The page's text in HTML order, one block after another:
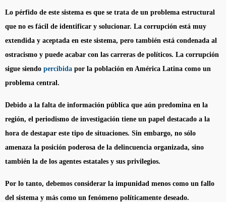
Lo pérfido de este sistema es que se trata de un problema estructural
que no es fácil de identificar y solucionar. La corrupción está muy
extendida y aceptada en este sistema, pero también está condenada al
ostracismo y puede acabar con las carreras de políticos. La corrupción
sigue siendo percibida por la población en América Latina como un
problema central.
Debido a la falta de información pública que aún predomina en la
región, el periodismo de investigación tiene un papel destacado a la
hora de destapar este tipo de situaciones. Sin embargo, no sólo
amenaza la posición poderosa de la delincuencia organizada, sino
también la de los agentes estatales y sus privilegios.
Por lo tanto, debemos considerar la impunidad menos como un fallo
del sistema y más como un fenómeno políticamente deseado.